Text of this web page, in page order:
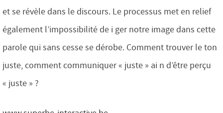
et se révèle dans le discours. Le processus met en relief
également l’impossibilité de i ger notre image dans cette
parole qui sans cesse se dérobe. Comment trouver le ton
juste, comment communiquer « juste » ai n d’être perçu
« juste » ?